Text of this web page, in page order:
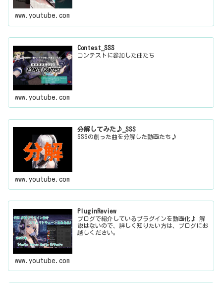
www.youtube.com
Contest_SSS
コンテストに参加した曲たち
www.youtube.com
分解してみた♪_SSS
SSSの創った曲を分解した動画たち♪
www.youtube.com
PluginReview
ブログで紹介しているプラグインを動画化♪ 解
説はないので、詳しく知りたい方は、ブログにお
越しください。
www.youtube.com